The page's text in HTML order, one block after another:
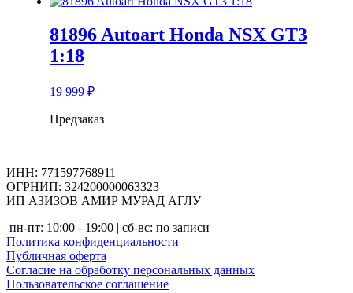
81896 Autoart Honda NSX GT3
1:18
19 999 ₽
Предзаказ
ИНН: 771597768911
ОГРНИП: 324200000063323
ИП АЗИЗОВ АМИР МУРАД АГЛУ
пн-пт: 10:00 - 19:00 | сб-вс: по записи
Политика конфиденциальности
Публичная оферта
Согласие на обработку персональных данных
Пользовательское соглашение